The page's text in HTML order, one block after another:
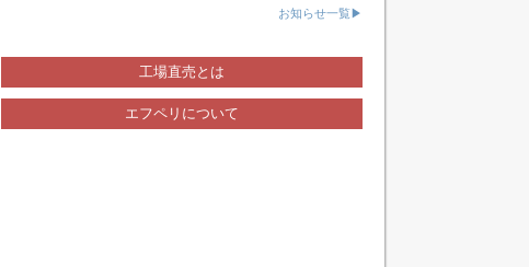
お知らせ一覧▶
工場直売とは
エフペリについて